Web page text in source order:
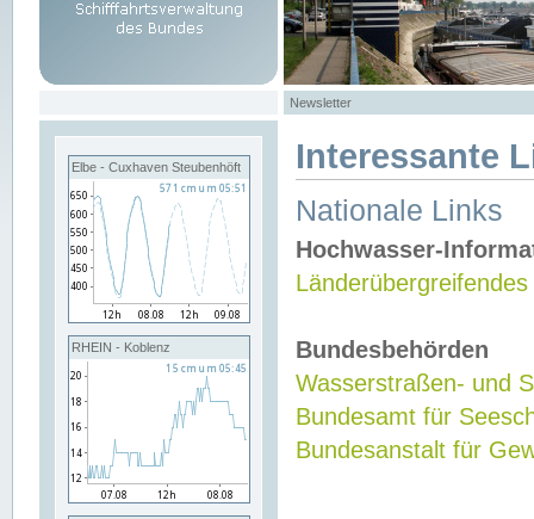
Newsletter
Elbe - Cuxhaven Steubenhöft
RHEIN - Koblenz
Interessante
Nationale Links
Hochwasser-
Bundesbehörden
Wasserstraßen- und
Bundesamt für
Bundesanstalt für